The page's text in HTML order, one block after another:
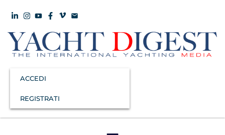
ACCEDI
REGISTRATI